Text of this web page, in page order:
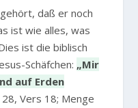
daß er noch
ist wie alles, was
ist die biblisch
Schäfchen: „Mir
auf Erden
Vers 18; Menge